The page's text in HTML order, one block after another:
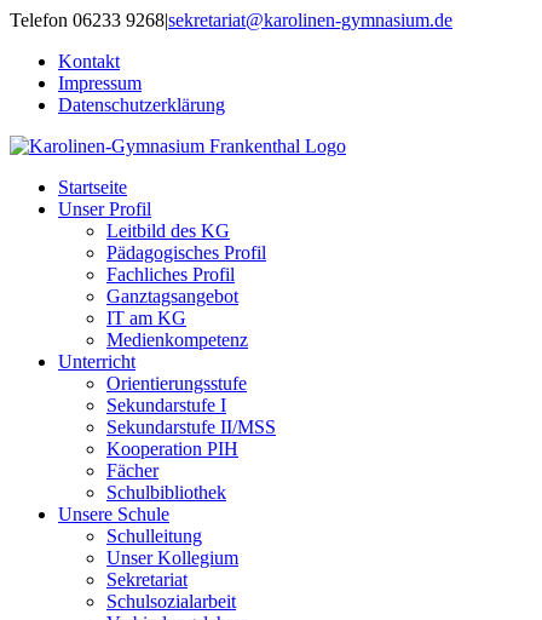
Zum
springen
Telefon 06233 9268|sekretariat@karolinen-gymnasium.de
Kontakt
Impressum
Datenschutzerklärung
Startseite
Unser Profil
Leitbild des KG
Pädagogisches Profil
Fachliches Profil
Ganztagsangebot
IT am KG
Medienkompetenz
Unterricht
Orientierungsstufe
Sekundarstufe I
Sekundarstufe II/MSS
Kooperation PIH
Fächer
Schulbibliothek
Unsere Schule
Schulleitung
Unser Kollegium
Sekretariat
Schulsozialarbeit